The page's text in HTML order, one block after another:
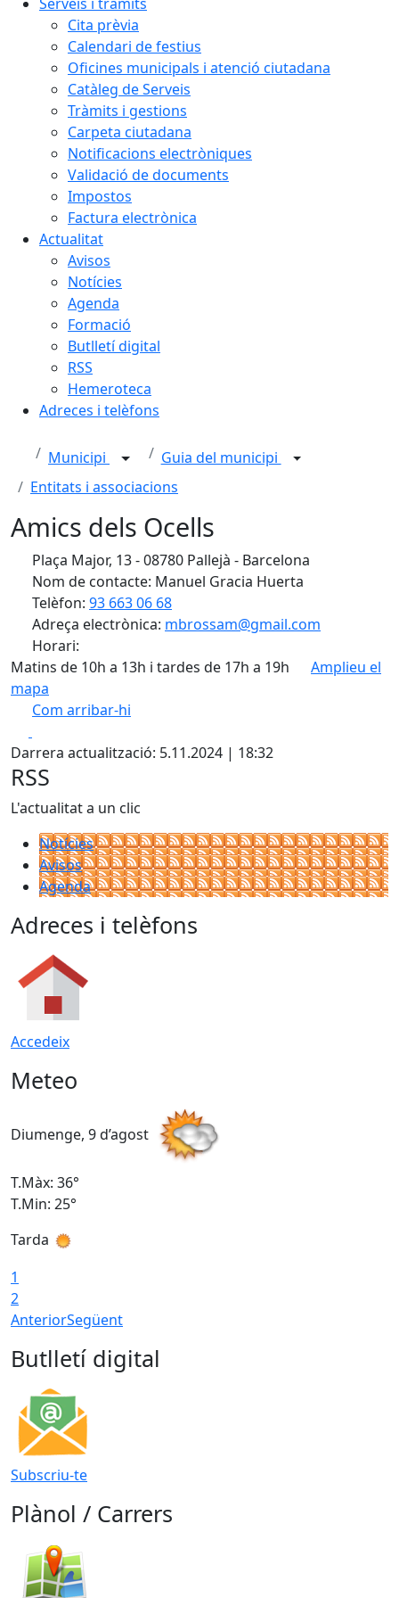
Cita prèvia
Calendari de festius
Oficines municipals i atenció ciutadana
Catàleg de Serveis
Tràmits i gestions
Carpeta ciutadana
Notificacions electròniques
Validació de documents
Impostos
Factura electrònica
Actualitat
Avisos
Notícies
Agenda
Formació
Butlletí digital
RSS
Hemeroteca
Adreces i telèfons
Municipi
Guia del municipi
Entitats i associacions
Amics dels Ocells
Plaça Major, 13 - 08780 Pallejà - Barcelona
Nom de contacte: Manuel Gracia Huerta
Telèfon: 93 663 06 68
Adreça electrònica: mbrossam@gmail.com
Horari:
Matins de 10h a 13h i tardes de 17h a 19h
Amplieu el
mapa
Com arribar-hi
+
−
Darrera actualització: 5.11.2024 | 18:32
RSS
L'actualitat a un clic
Notícies
Avisos
Agenda
Adreces i telèfons
Accedeix
Meteo
Diumenge, 9 d’agost
T.Màx: 36°
T.Min: 25°
Tarda
1
2
AnteriorSegüent
Butlletí digital
Subscriu-te
Plànol / Carrers